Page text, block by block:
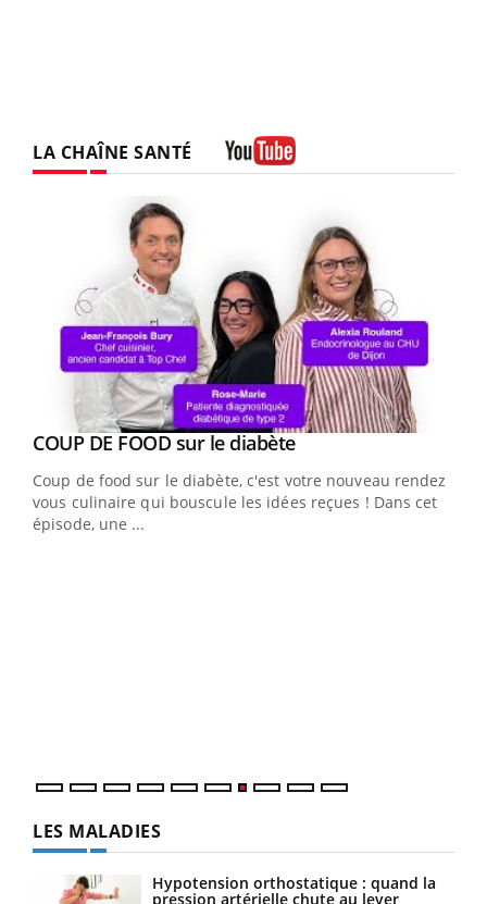
LA CHAÎNE SANTÉ
Youtube
COUP DE FOOD sur le diabèteYoutube
Coup de food sur le diabète, c'est votre nouveau rendez-
vous culinaire qui bouscule les idées reçues ! Dans cet
épisode, une ...
LES MALADIES
Hypotension orthostatique : quand la
pression artérielle chute au lever